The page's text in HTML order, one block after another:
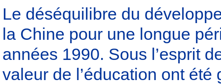
Le déséquilibre du
la Chine pour une longue
années 1990. Sous l’esprit
valeur de l’éducation ont